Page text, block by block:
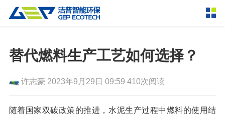
双轴撕碎机 单轴撕碎机
四轴撕碎机 液压粗碎机
垃圾破袋机 移动式撕碎站
解决方案
服务支持
替代燃料生产工艺如何选择？
许志豪 2023年9月29日 09:59 410次阅读
随着国家双碳政策的推进，水泥生产过程中燃料的使用结